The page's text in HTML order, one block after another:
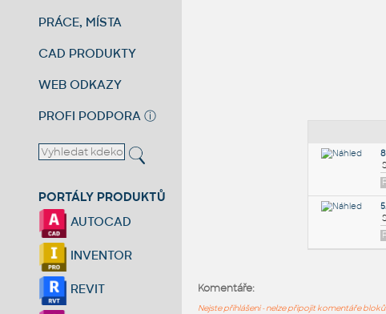
PRÁCE, MÍSTA
CAD PRODUKTY
WEB ODKAZY
PROFI PODPORA ⓘ
PORTÁLY PRODUKTŮ
AUTOCAD
INVENTOR
REVIT Komentáře:
Nejste přihlášeni - nelze připojit komentáře bloků